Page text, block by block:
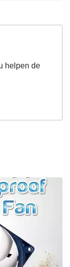
helpen de